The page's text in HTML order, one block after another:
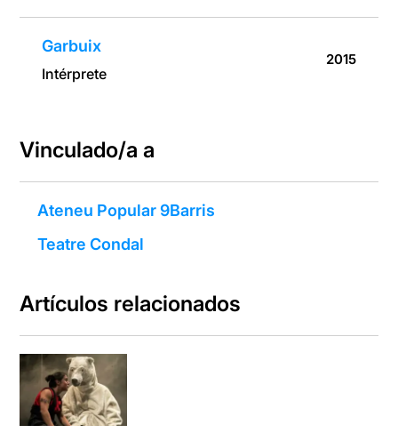
Garbuix
Intérprete
2015
Vinculado/a a
Ateneu Popular 9Barris
Teatre Condal
Artículos relacionados